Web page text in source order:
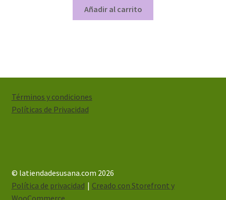
Añadir al carrito
Términos y condiciones
Políticas de Privacidad
© latiendadesusana.com 2026
Política de privacidad
Creado con Storefront y
WooCommerce